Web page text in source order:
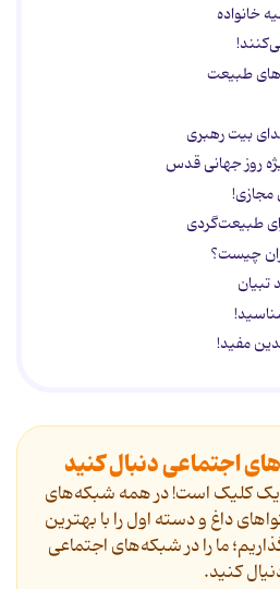
طبیعت
بیت رهبری
روز جهانی قدس
مجازی!
چیست؟
تبیان
مفید!
اجتماعی دنبال کنید
یک کلیک است! در همه شبکه‌های
داغ و دسته اول را با بهترین
ما را در شبکه‌های اجتماعی
کنید.